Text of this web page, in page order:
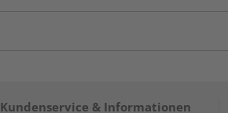
Kundenservice & Informationen